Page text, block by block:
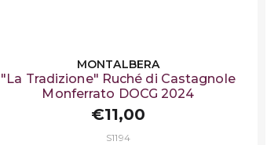
MONTALBERA
"La Tradizione" Ruché di Castagnole
Monferrato DOCG 2024
€11,00
S1194